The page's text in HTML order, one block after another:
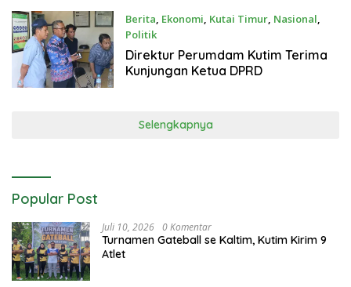
Berita, Ekonomi, Kutai Timur, Nasional,
Politik
Agustus 30, 2025
Direktur Perumdam Kutim Terima
Kunjungan Ketua DPRD
Selengkapnya
Popular Post
Juli 10, 2026 0 Komentar
Turnamen Gateball se Kaltim, Kutim Kirim 9
Atlet